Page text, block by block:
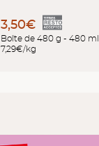
3,50€
Boîte de 480 g - 480 ml
7,29€/kg